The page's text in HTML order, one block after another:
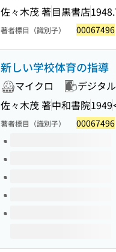
佐々木茂 著目黒書店
著者標目（識別子） 00067496
新しい学校体育の指導
マイクロ デジタル
佐々木茂 著中和書院1949
著者標目（識別子） 00067496
このタイトルの巻号